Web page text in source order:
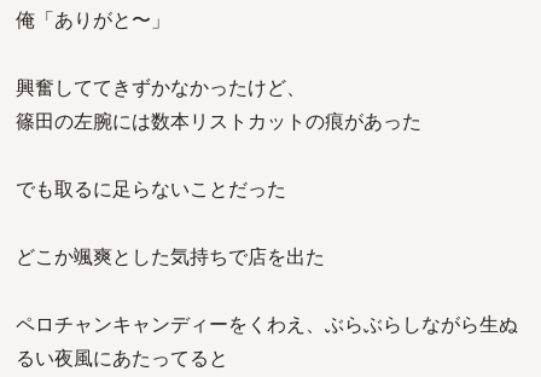
俺「ありがと〜」
興奮しててきずかなかったけど、
篠田の左腕には数本リストカットの痕があった
でも取るに足らないことだった
どこか颯爽とした気持ちで店を出た
ペロチャンキャンディーをくわえ、ぶらぶらしながら生ぬ
るい夜風にあたってると